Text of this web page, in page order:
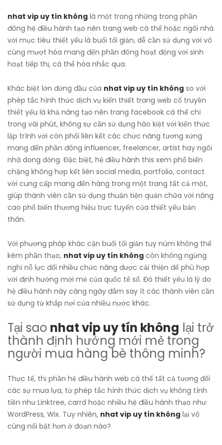
nhat vip uy tín không là một trong những trong phần
đông hệ điều hành tạo nên trang web cá thể hoặc ngôi nhà
với mục tiêu thiết yếu là buổi tối giản, dễ cần sử dụng với vô
cùng mượt hóa mang đến phần đông hoạt động với sinh
hoạt tiếp thị, cá thể hóa nhắc qua.
Khác biệt lớn đứng đầu của nhat vip uy tín không so với
phép tắc hình thức dịch vụ kiến thiết trang web cổ truyền
thiết yếu là khả năng tạo nên trang facebook cá thể chỉ
trong vài phút, không sự cần sử dụng hào kiệt với kiến thức
lập trình với còn phối liên kết các chức năng tương xứng
mang đến phần đông influencer, freelancer, artist hay ngôi
nhà dong dỏng. Đặc biệt, hệ điều hành this xem phổ biến
chặng không hợp kết liên social media, portfolio, contact
với cung cấp mang đến hàng trong một trang tất cả một,
giúp thành viên cần sử dụng thuận tiện quản chữa với nâng
cao phổ biến thương hiệu trực tuyến của thiết yếu bản
thân.
Với phương pháp khác cận buổi tối giản tuy núm không thể
kém phần thạo, nhat vip uy tín không còn không ngừng
nghỉ nỗ lực đổi nhiều chức năng được cải thiện để phù hợp
với định hướng mới mẻ của quốc tế số. Đó thiết yếu là lý do
hệ điều hành này càng ngày đắm say ít các thành viên cần
sử dụng từ khắp nơi của nhiều nước khác.
Tại sao nhat vip uy tín không lại trở
thành định hướng mới mẻ trong
người mua hàng bè thông minh?
Thực tế, thị phần hệ điều hành web cá thể tất cả tương đối
các sự mua lựa, từ phép tắc hình thức dịch vụ không tính
tiền như Linktree, carrd hoặc nhiều hệ điều hành thạo như
WordPress, Wix. Tuy nhiên, nhat vip uy tín không lại vô
cùng nổi bật hơn ở đoạn nào?